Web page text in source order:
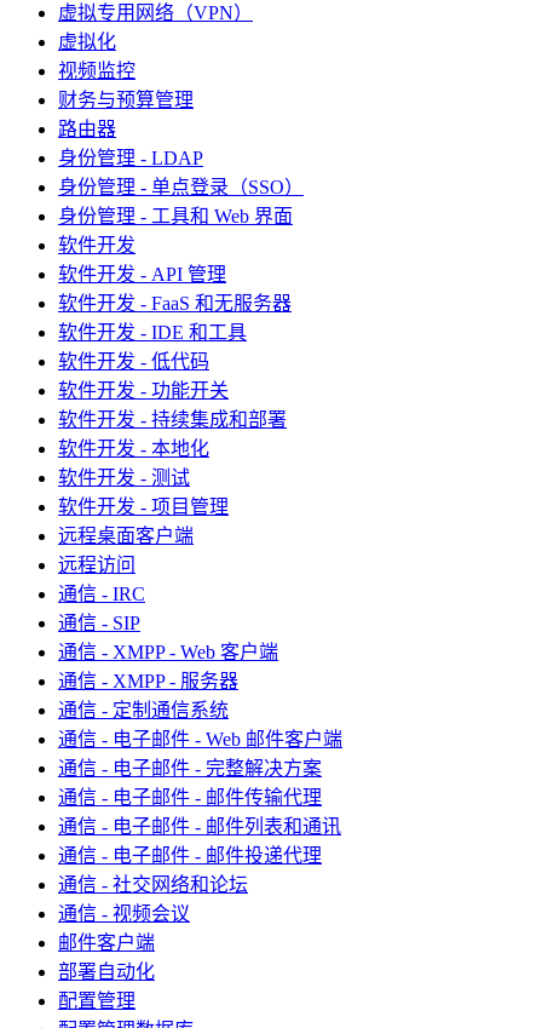
虚拟专用网络（VPN）
虚拟化
视频监控
财务与预算管理
路由器
身份管理 - LDAP
身份管理 - 单点登录（SSO）
身份管理 - 工具和 Web 界面
软件开发
软件开发 - API 管理
软件开发 - FaaS 和无服务器
软件开发 - IDE 和工具
软件开发 - 低代码
软件开发 - 功能开关
软件开发 - 持续集成和部署
软件开发 - 本地化
软件开发 - 测试
软件开发 - 项目管理
远程桌面客户端
远程访问
通信 - IRC
通信 - SIP
通信 - XMPP - Web 客户端
通信 - XMPP - 服务器
通信 - 定制通信系统
通信 - 电子邮件 - Web 邮件客户端
通信 - 电子邮件 - 完整解决方案
通信 - 电子邮件 - 邮件传输代理
通信 - 电子邮件 - 邮件列表和通讯
通信 - 电子邮件 - 邮件投递代理
通信 - 社交网络和论坛
通信 - 视频会议
邮件客户端
部署自动化
配置管理